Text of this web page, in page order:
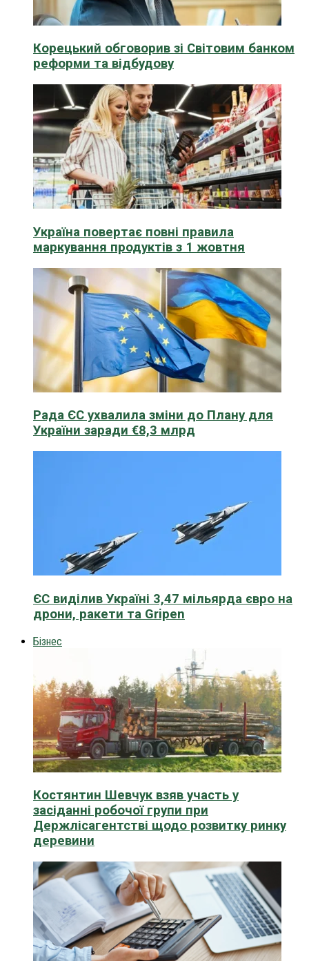
Корецький обговорив зі Світовим банком
реформи та відбудову
Україна повертає повні правила
маркування продуктів з 1 жовтня
Рада ЄС ухвалила зміни до Плану для
України заради €8,3 млрд
ЄС виділив Україні 3,47 мільярда євро на
дрони, ракети та Gripen
Бізнес
Костянтин Шевчук взяв участь у
засіданні робочої групи при
Держлісагентстві щодо розвитку ринку
деревини